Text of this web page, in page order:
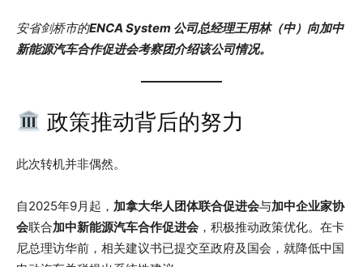
安省剑桥市的ENCA System 公司总经理王用林（中）向加中
新能源汽车合作促进会考察团介绍该公司情况。
政策推动背后的努力
此次转机并非偶然。
自2025年9月起， 加拿大华人团体联合促进会与加中企业家协
会联合加中新能源汽车合作促进会 ，积极推动政策优化。在卡
尼总理访华前，相关建议书已提交至政府及国会，就降低中国